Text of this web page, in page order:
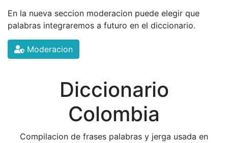
En la nueva seccion moderacion puede elegir que
palabras integraremos a futuro en el diccionario.
Moderacion
Diccionario
Colombia
Compilacion de frases palabras y jerga usada en